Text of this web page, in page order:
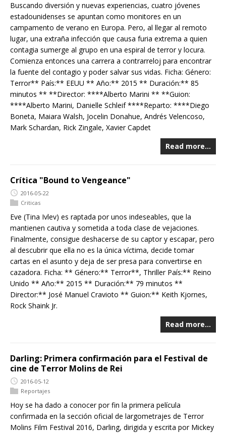
Buscando diversión y nuevas experiencias, cuatro jóvenes
estadounidenses se apuntan como monitores en un
campamento de verano en Europa. Pero, al llegar al remoto
lugar, una extraña infección que causa furia extrema a quien
contagia sumerge al grupo en una espiral de terror y locura.
Comienza entonces una carrera a contrarreloj para encontrar
la fuente del contagio y poder salvar sus vidas. Ficha: Género:
Terror** País:** EEUU ** Año:** 2015 ** Duración:** 85
minutos ** **Director: ****Alberto Marini ** **Guion:
****Alberto Marini, Danielle Schleif ****Reparto: ****Diego
Boneta, Maiara Walsh, Jocelin Donahue, Andrés Velencoso,
Mark Schardan, Rick Zingale, Xavier Capdet
Read more…
Crítica "Bound to Vengeance"
2016-05-22
Criticas
Eve (Tina Ivlev) es raptada por unos indeseables, que la
mantienen cautiva y sometida a toda clase de vejaciones.
Finalmente, consigue deshacerse de su captor y escapar, pero
al descubrir que ella no es la única víctima, decide tomar
cartas en el asunto y deja de ser presa para convertirse en
cazadora. Ficha: ** Género:** Terror**, Thriller País:** Reino
Unido ** Año:** 2015 ** Duración:** 79 minutos **
Director:** José Manuel Cravioto ** Guion:** Keith Kjornes,
Rock Shaink Jr.
Read more…
Darling: Primera confirmación para el Festival de
cine de Terror Molins de Rei
2016-05-12
Reportajes
Hoy se ha dado a conocer por fin la primera película
confirmada en la sección oficial de largometrajes de Terror
Molins Film Festival 2016, Darling, dirigida y escrita por Mickey